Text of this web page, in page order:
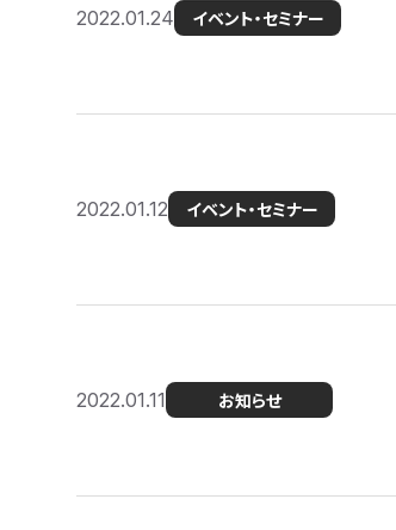
2022.01.24 イベント・セミナー
2022.01.12 イベント・セミナー
2022.01.11 お知らせ